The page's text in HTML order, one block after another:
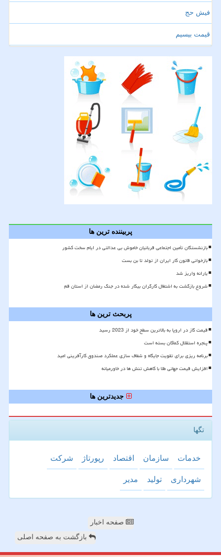
فیش حج
قیمت بیسیم
پربیننده ترین ها
بازنشستگان تأمین اجتماعی قربانیان خاموش بی عدالتی در ایام سخت کشور
بازخوانی قانون کار ایران از تولد تا بن بست
یارانه واریز شد
شروع بازگشت به اشتغال کارگران بیکار شده در جنگ رمضان از استان قم
پربحث ترین ها
قیمت گاز در اروپا به بالاترین سطح خود از 2023 رسید
پنجره استقلال کماکان بسته است
برنامه ریزی برای تقویت جایگاه و شفاف سازی عملکرد صندوق کارآفرینی امید
افزایش قیمت جهانی طلا با کاهش تنش ها در خاورمیانه
جدیدترین ها
تگها
خدمات سازمان اقتصاد رپورتاژ شركت
شهرداری تولید مدیر
صفحه اخبار
بازگشت به صفحه اصلی